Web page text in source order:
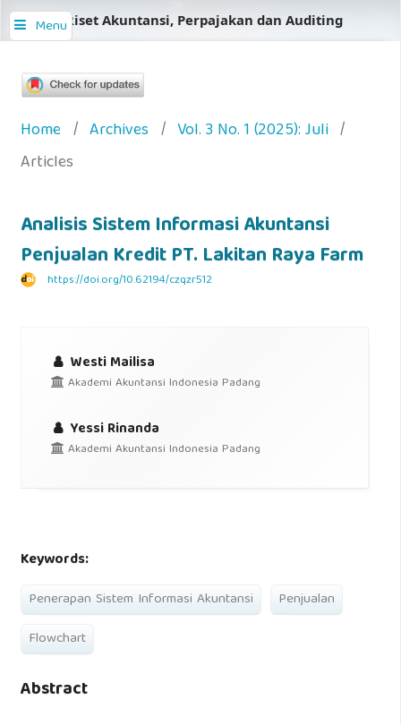
Menu
Jurnal Riset Akuntansi, Perpajakan dan Auditing
Home / Archives / Vol. 3 No. 1 (2025): Juli /
Articles
Analisis Sistem Informasi Akuntansi
Penjualan Kredit PT. Lakitan Raya Farm
https://doi.org/10.62194/czqzr512
Westi Mailisa
Akademi Akuntansi Indonesia Padang
Yessi Rinanda
Akademi Akuntansi Indonesia Padang
Keywords:
Penerapan Sistem Informasi Akuntansi
Penjualan
Flowchart
Abstract